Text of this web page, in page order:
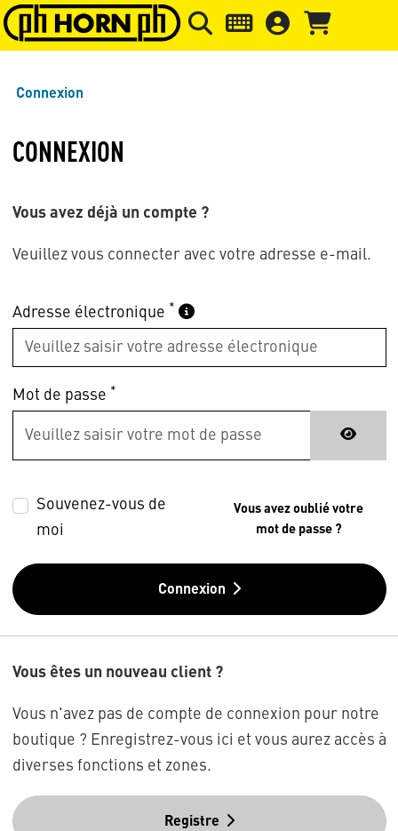
Skip to main content Passer à l'en-tête de la page
Connexion
CONNEXION
Vous avez déjà un compte ?
Veuillez vous connecter avec votre adresse e-mail.
Adresse électronique *
Mot de passe *
Souvenez-vous de
moi
Vous avez oublié votre
mot de passe ?
Connexion
Vous êtes un nouveau client ?
Vous n'avez pas de compte de connexion pour notre
boutique ? Enregistrez-vous ici et vous aurez accès à
diverses fonctions et zones.
Registre